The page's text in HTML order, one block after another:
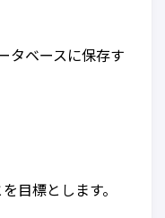
タベースに保存す
目標とします。